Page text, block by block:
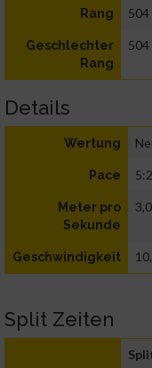
Rang 504
Geschlechter
Rang
504
Details
Wertung
Pace
Meter pro
Sekunde
Geschwindigkeit
Split Zeiten